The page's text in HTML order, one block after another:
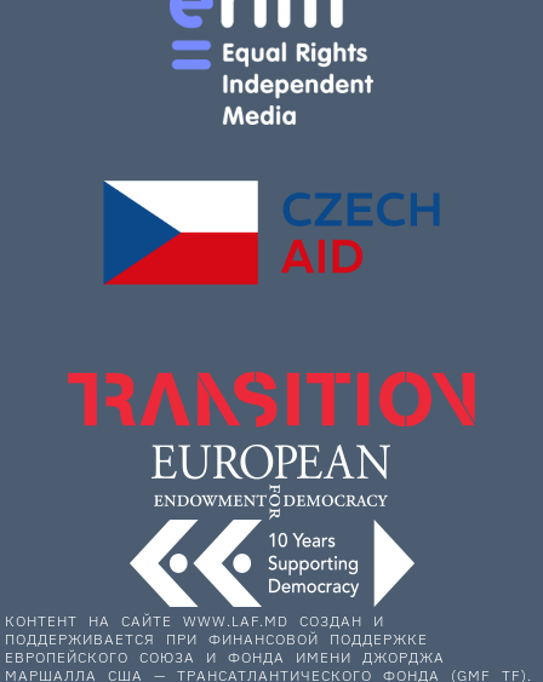
КОНТЕНТ НА САЙТЕ WWW.LAF.MD СОЗДАН И
ПОДДЕРЖИВАЕТСЯ ПРИ ФИНАНСОВОЙ ПОДДЕРЖКЕ
ЕВРОПЕЙСКОГО СОЮЗА И ФОНДА ИМЕНИ ДЖОРДЖА
МАРШАЛЛА США — ТРАНСАТЛАНТИЧЕСКОГО ФОНДА (GMF TF).